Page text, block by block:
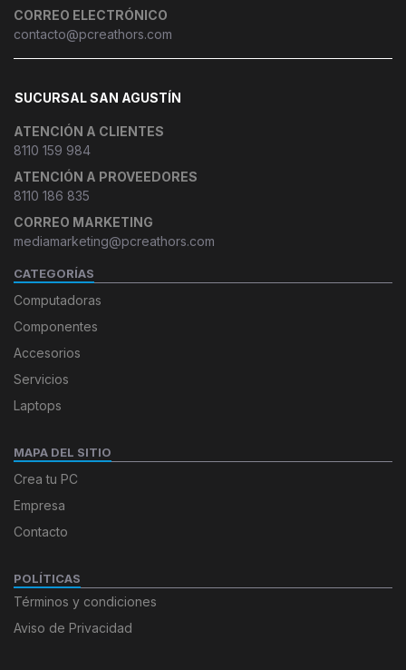
CORREO ELECTRÓNICO
contacto@pcreathors.com
SUCURSAL SAN AGUSTÍN
ATENCIÓN A CLIENTES
8110 159 984
ATENCIÓN A PROVEEDORES
8110 186 835
CORREO MARKETING
mediamarketing@pcreathors.com
CATEGORÍAS
Computadoras
Componentes
Accesorios
Servicios
Laptops
MAPA DEL SITIO
Crea tu PC
Empresa
Contacto
POLÍTICAS
Términos y condiciones
Aviso de Privacidad